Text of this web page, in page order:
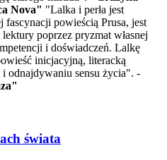
Nova" "Lalka i perła jest
fascynacji powieścią Prusa, jest
poprzez pryzmat własnej
i doświadczeń. Lalkę
inicjacyjną, literacką
odnajdywaniu sensu życia". -
świata